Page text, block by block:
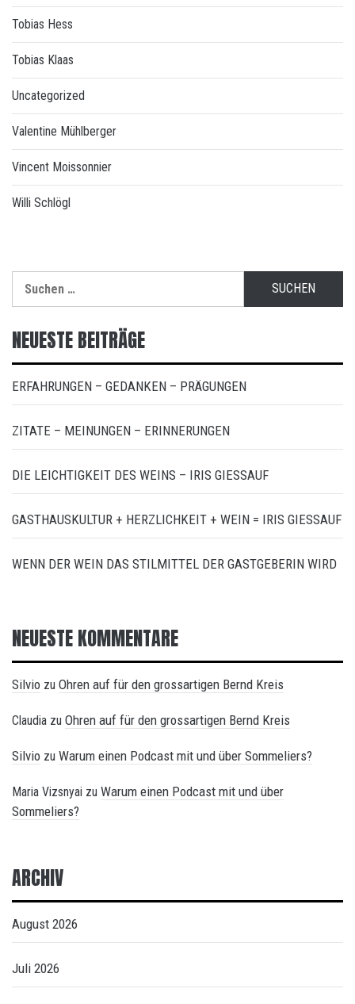
Tobias Hess
Tobias Klaas
Uncategorized
Valentine Mühlberger
Vincent Moissonnier
Willi Schlögl
nach:
NEUESTE BEITRÄGE
ERFAHRUNGEN – GEDANKEN – PRÄGUNGEN
ZITATE – MEINUNGEN – ERINNERUNGEN
DIE LEICHTIGKEIT DES WEINS – IRIS GIESSAUF
GASTHAUSKULTUR + HERZLICHKEIT + WEIN = IRIS GIESSAUF
WENN DER WEIN DAS STILMITTEL DER GASTGEBERIN WIRD
NEUESTE KOMMENTARE
Silvio zu Ohren auf für den grossartigen Bernd Kreis
Claudia zu Ohren auf für den grossartigen Bernd Kreis
Silvio zu Warum einen Podcast mit und über Sommeliers?
Maria Vizsnyai zu Warum einen Podcast mit und über
Sommeliers?
ARCHIV
August 2026
Juli 2026